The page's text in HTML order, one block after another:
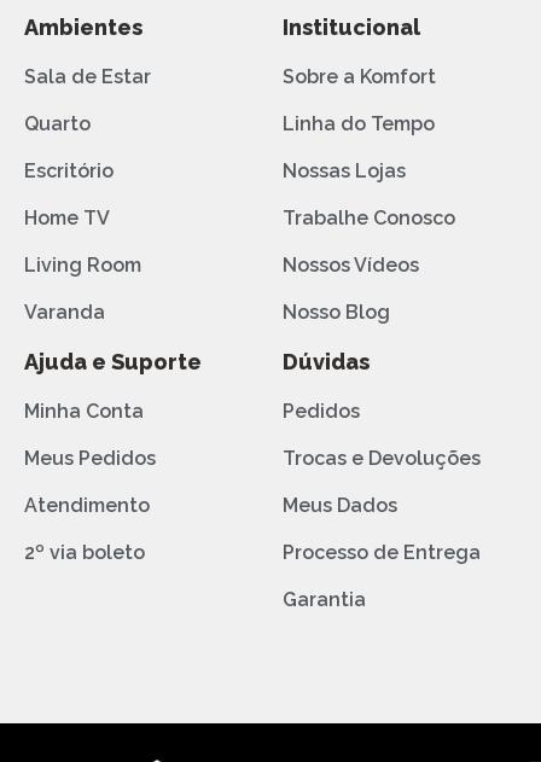
Ambientes
Sala de Estar
Quarto
Escritório
Home TV
Living Room
Varanda
Institucional
Sobre a Komfort
Linha do Tempo
Nossas Lojas
Trabalhe Conosco
Nossos Vídeos
Nosso Blog
Ajuda e Suporte
Minha Conta
Meus Pedidos
Atendimento
2º via boleto
Dúvidas
Pedidos
Trocas e Devoluções
Meus Dados
Processo de Entrega
Garantia